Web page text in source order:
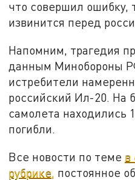
что совершил ошибку,
извинится перед
Напомним, трагедия
данным Минобороны
истребители
российский Ил-20. На
самолета находились
погибли.
Все новости по теме в
рубрике, постоянное